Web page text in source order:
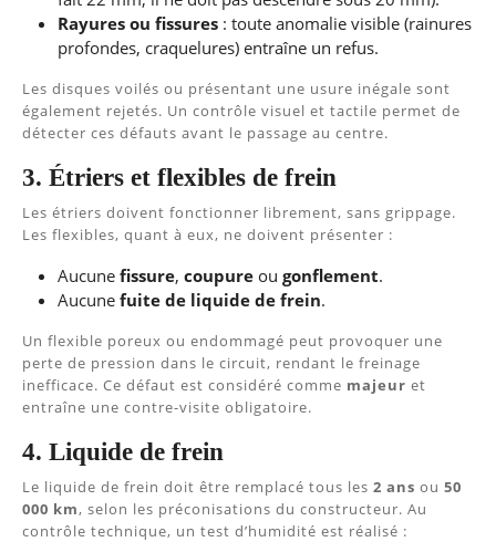
Rayures ou fissures : toute anomalie visible (rainures
profondes, craquelures) entraîne un refus.
Les disques voilés ou présentant une usure inégale sont
également rejetés. Un contrôle visuel et tactile permet de
détecter ces défauts avant le passage au centre.
3. Étriers et flexibles de frein
Les étriers doivent fonctionner librement, sans grippage.
Les flexibles, quant à eux, ne doivent présenter :
Aucune fissure, coupure ou gonflement.
Aucune fuite de liquide de frein.
Un flexible poreux ou endommagé peut provoquer une
perte de pression dans le circuit, rendant le freinage
inefficace. Ce défaut est considéré comme majeur et
entraîne une contre-visite obligatoire.
4. Liquide de frein
Le liquide de frein doit être remplacé tous les 2 ans ou 50
000 km, selon les préconisations du constructeur. Au
contrôle technique, un test d’humidité est réalisé :